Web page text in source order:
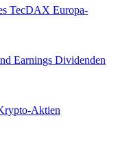
TecDAX Europa-
Earnings Dividenden
Aktien